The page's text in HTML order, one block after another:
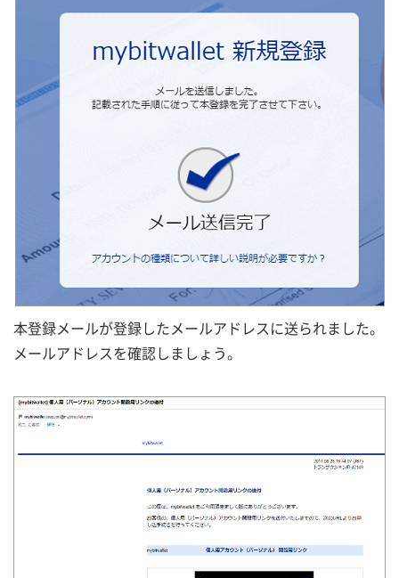
本登録メールが登録したメールアドレスに送られました。
メールアドレスを確認しましょう。